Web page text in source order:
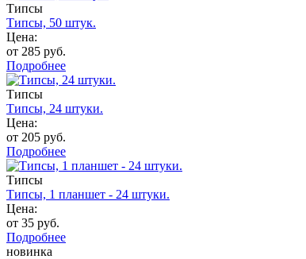
Типсы
Типсы, 50 штук.
Цена:
от 285 руб.
Подробнее
Типсы
Типсы, 24 штуки.
Цена:
от 205 руб.
Подробнее
Типсы
Типсы, 1 планшет - 24 штуки.
Цена:
от 35 руб.
Подробнее
новинка